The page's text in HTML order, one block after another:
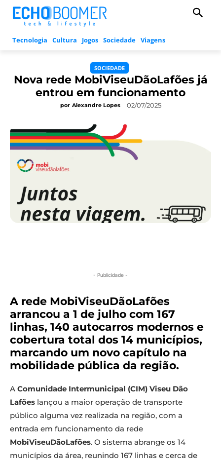
Tecnologia Cultura Jogos Sociedade Viagens
SOCIEDADE
Nova rede MobiViseuDãoLafões já
entrou em funcionamento
por Alexandre Lopes 02/07/2025
- Publicidade -
A rede MobiViseuDãoLafões
arrancou a 1 de julho com 167
linhas, 140 autocarros modernos e
cobertura total dos 14 municípios,
marcando um novo capítulo na
mobilidade pública da região.
A Comunidade Intermunicipal (CIM) Viseu Dão
Lafões lançou a maior operação de transporte
público alguma vez realizada na região, com a
entrada em funcionamento da rede
MobiViseuDãoLafões. O sistema abrange os 14
municípios da área, reunindo 167 linhas e cerca de